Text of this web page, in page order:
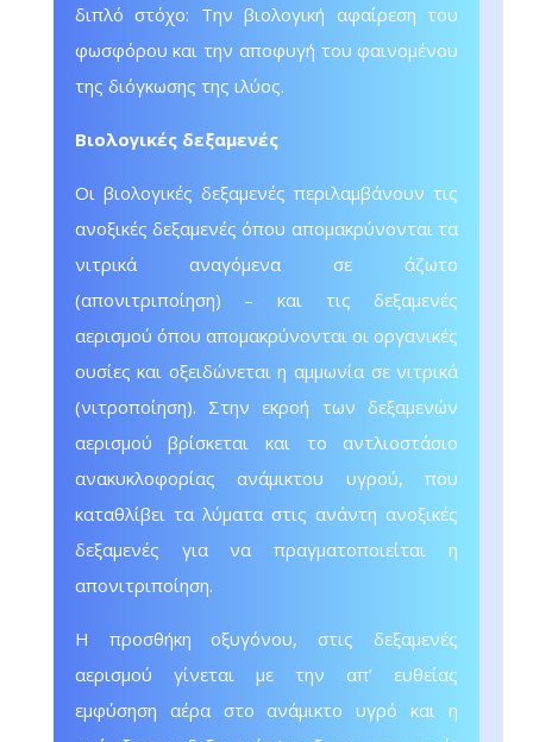
διπλό στόχο: Την βιολογική αφαίρεση του
φωσφόρου και την αποφυγή του φαινομένου
της διόγκωσης της ιλύος.
Βιολογικές δεξαμενές
Οι βιολογικές δεξαμενές περιλαμβάνουν τις
ανοξικές δεξαμενές όπου απομακρύνονται τα
νιτρικά αναγόμενα σε άζωτο
(απονιτριποίηση) – και τις δεξαμενές
αερισμού όπου απομακρύνονται οι οργανικές
ουσίες και οξειδώνεται η αμμωνία σε νιτρικά
(νιτροποίηση). Στην εκροή των δεξαμενών
αερισμού βρίσκεται και το αντλιοστάσιο
ανακυκλοφορίας ανάμικτου υγρού, που
καταθλίβει τα λύματα στις ανάντη ανοξικές
δεξαμενές για να πραγματοποιείται η
απονιτριποίηση.
Η προσθήκη οξυγόνου, στις δεξαμενές
αερισμού γίνεται με την απ’ ευθείας
εμφύσηση αέρα στο ανάμικτο υγρό και η